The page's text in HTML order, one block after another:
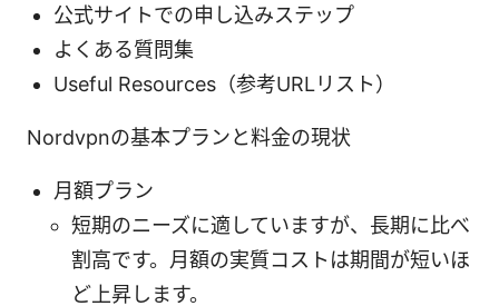
公式サイトでの申し込みステップ
よくある質問集
Useful Resources（参考URLリスト）
Nordvpnの基本プランと料金の現状
月額プラン
短期のニーズに適していますが、長期に比べ
割高です。月額の実質コストは期間が短いほ
ど上昇します。